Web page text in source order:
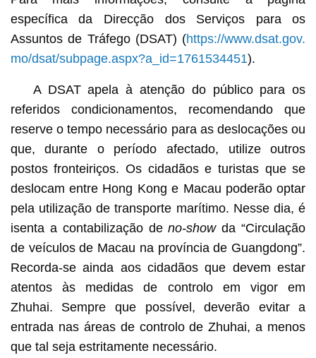
específica da Direcção dos Serviços para os
Assuntos de Tráfego (DSAT) (https://www.dsat.gov.
mo/dsat/subpage.aspx?a_id=1761534451).
A DSAT apela à atenção do público para os
referidos condicionamentos, recomendando que
reserve o tempo necessário para as deslocações ou
que, durante o período afectado, utilize outros
postos fronteiriços. Os cidadãos e turistas que se
deslocam entre Hong Kong e Macau poderão optar
pela utilização de transporte marítimo. Nesse dia, é
isenta a contabilização deno-showda “Circulação
de veículos de Macau na província de Guangdong”.
Recorda-se ainda aos cidadãos que devem estar
atentos às medidas de controlo em vigor em
Zhuhai. Sempre que possível, deverão evitar a
entrada nas áreas de controlo de Zhuhai, a menos
que tal seja estritamente necessário.